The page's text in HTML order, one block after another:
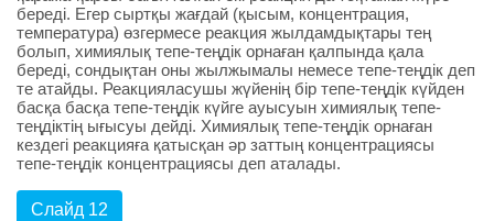
береді. Егер сыртқы жағдай (қысым, концентрация,
температура) өзгермесе реакция жылдамдықтары тең
болып, химиялық тепе-теңдік орнаған қалпында қала
береді, сондықтан оны жылжымалы немесе тепе-теңдік деп
те атайды. Реакцияласушы жүйенің бір тепе-теңдік күйден
басқа басқа тепе-теңдік күйге ауысуын химиялық тепе-
теңдіктің ығысуы дейді. Химиялық тепе-теңдік орнаған
кездегі реакцияға қатысқан әр заттың концентрациясы
тепе-теңдік концентрациясы деп аталады.
Слайд 12